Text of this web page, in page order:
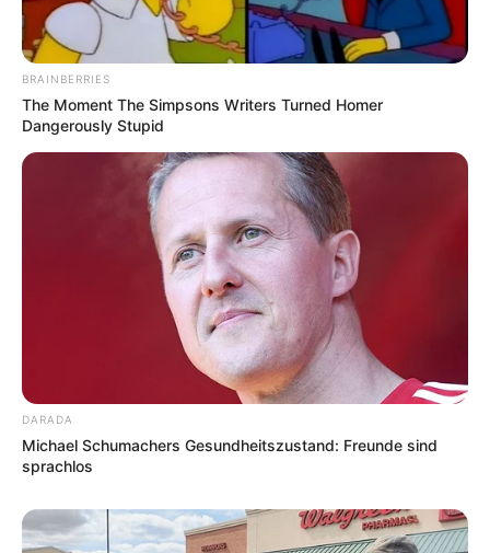
Nationalpark-Haus Carolinensiel - Eine Ausstellung,
in der grundlegend über den LebensraumWattenme
erund seine Entstehung informiert wird sowie
über die Nordsee und das Wattenmeer.
Nordsee-Spielstadt Wangerland - Eine überdachte
Spielstadt mit Außenbereich, in der 20
Kinderfahrgeschäfte und viele weitere Attraktionen
darauf warten, von den kleinen Gästen ausprobiert
zu werden. Informationen unter
www.dorf-wangerlan
Nordseehaus Wangerland - Ein zum Nationalpark
Niedersächsisches Wattenmeer gehörendes
Informationszentrum zum Thema Wattenmeer,
erneuerbare Energien und Klimaschutz. Bestandteil
der Ausstellung sind auch einige Nordseeaquarien.
Nationalpark-Haus Wangerooge - Eine ebenfalls
BRAINBERRIES
The Moment The Simpsons Writers Turned Homer
Dangerously Stupid
DARADA
Michael Schumachers Gesundheitszustand: Freunde sind
sprachlos